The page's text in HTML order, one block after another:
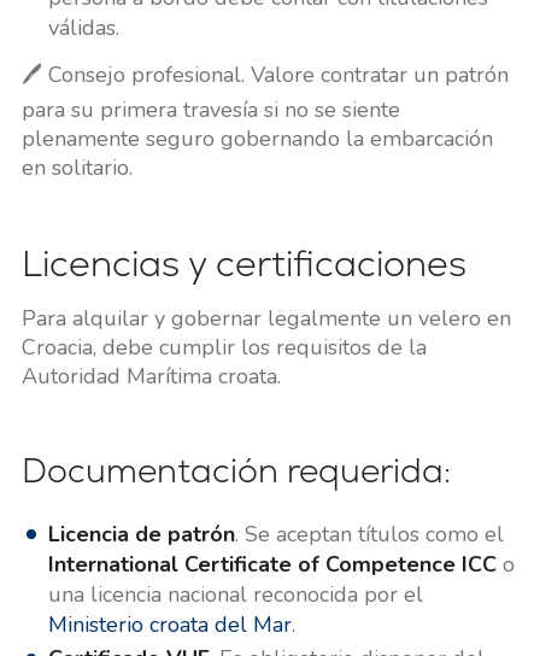
válidas.
🖊️ Consejo profesional. Valore contratar un patrón
para su primera travesía si no se siente
plenamente seguro gobernando la embarcación
en solitario.
Licencias y certificaciones
Para alquilar y gobernar legalmente un velero en
Croacia, debe cumplir los requisitos de la
Autoridad Marítima croata.
Documentación requerida:
Licencia de patrón. Se aceptan títulos como el
International Certificate of Competence ICCo
una licencia nacional reconocida por el
Ministerio croata del Mar.